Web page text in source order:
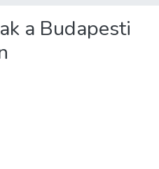
a Budapesti